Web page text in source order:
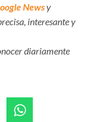
Newsy
interesante y
diariamente